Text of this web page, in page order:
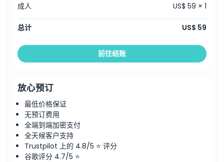
成人
US$ 59 × 1
总计 US$ 59
前往结账
放心预订
最低价格保证
无预订费用
全端到端加密支付
全天候客户支持
Trustpilot 上的 4.8/5 ⭐ 评分
谷歌评分 4.7/5 ⭐